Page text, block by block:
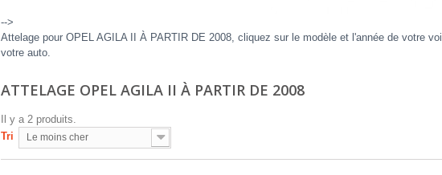
-->
Attelage pour OPEL AGILA II À PARTIR DE 2008, cliquez sur le modèle et l'année de votre
votre auto.
ATTELAGE OPEL AGILA II À PARTIR DE 2008
Il y a 2 produits.
Tri Le moins cher